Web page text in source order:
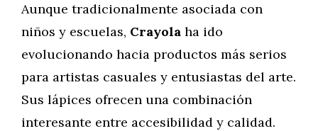
Aunque tradicionalmente asociada con
niños y escuelas, Crayola ha ido
evolucionando hacia productos más serios
para artistas casuales y entusiastas del arte.
Sus lápices ofrecen una combinación
interesante entre accesibilidad y calidad.